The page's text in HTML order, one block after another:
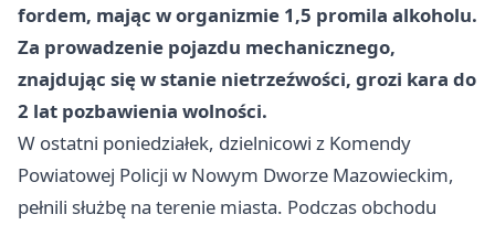
fordem, mając w organizmie 1,5 promila alkoholu.
Za prowadzenie pojazdu mechanicznego,
znajdując się w stanie nietrzeźwości, grozi kara do
2 lat pozbawienia wolności.
W ostatni poniedziałek, dzielnicowi z Komendy
Powiatowej Policji w Nowym Dworze Mazowieckim,
pełnili służbę na terenie miasta. Podczas obchodu